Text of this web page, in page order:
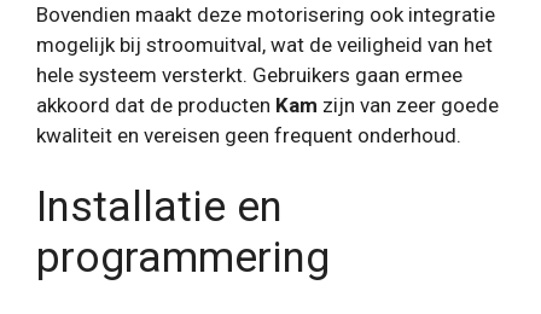
Bovendien maakt deze motorisering ook integratie
mogelijk bij stroomuitval, wat de veiligheid van het
hele systeem versterkt. Gebruikers gaan ermee
akkoord dat de producten Kam zijn van zeer goede
kwaliteit en vereisen geen frequent onderhoud.
Installatie en
programmering